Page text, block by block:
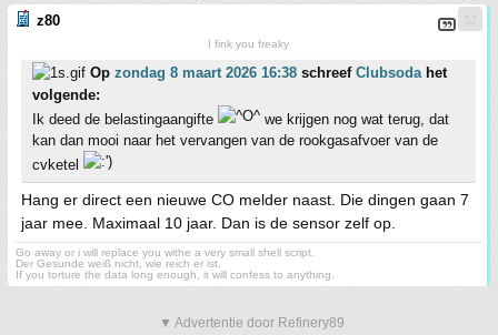
z80
I fink you freaky
Op zondag 8 maart 2026 16:38 schreef Clubsodahet
volgende:
Ik deed de belastingaangifte
we krijgen nog wat terug, dat
kan dan mooi naar het vervangen van de rookgasafvoer van de
cvketel
Hang er direct een nieuwe CO melder naast. Die dingen gaan 7
jaar mee. Maximaal 10 jaar. Dan is de sensor zelf op.
Go away or i will replace you withe a very small shell script.
Der Gesunde weiß nicht, wie reich er ist.
If you torture the data long enough, it will confess to anything.
▼ Advertentie door Refinery89